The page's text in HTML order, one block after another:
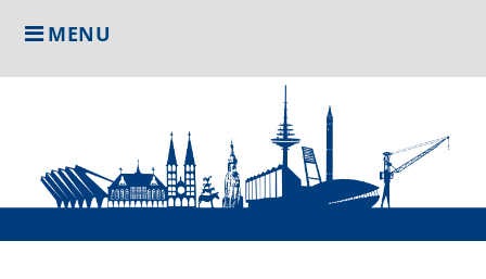
MENU
UND
SEMINARE